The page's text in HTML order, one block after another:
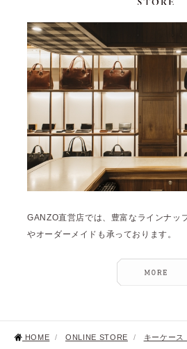
GANZO直営店では、豊富なラインナッ
やオーダーメイドも承っております。
HOME / ONLINE STORE / キーケース